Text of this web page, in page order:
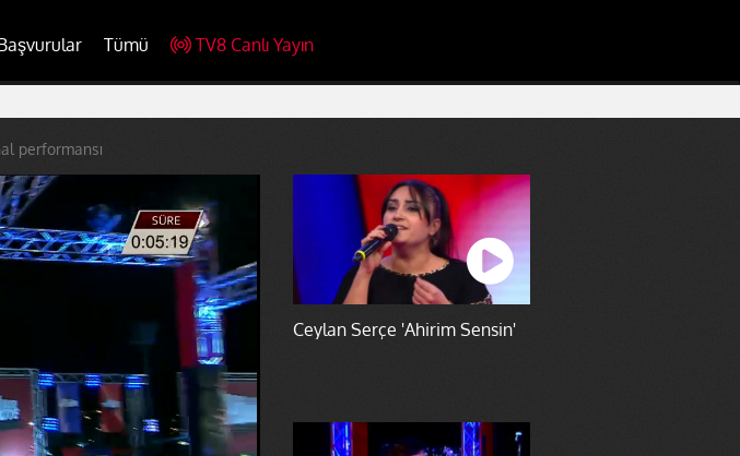
Tümü TV8 Canlı Yayın
performansı
Ceylan Serçe 'Ahirim Sensin'